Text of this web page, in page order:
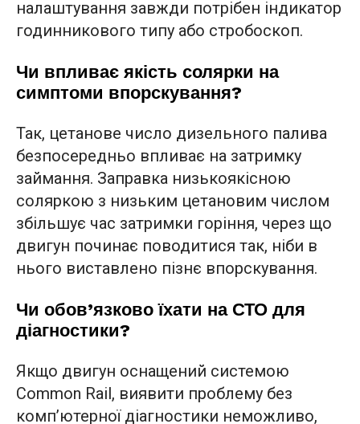
налаштування завжди потрібен індикатор
годинникового типу або стробоскоп.
Чи впливає якість солярки на
симптоми впорскування?
Так, цетанове число дизельного палива
безпосередньо впливає на затримку
займання. Заправка низькоякісною
соляркою з низьким цетановим числом
збільшує час затримки горіння, через що
двигун починає поводитися так, ніби в
нього виставлено пізнє впорскування.
Чи обов’язково їхати на СТО для
діагностики?
Якщо двигун оснащений системою
Common Rail, виявити проблему без
комп’ютерної діагностики неможливо,